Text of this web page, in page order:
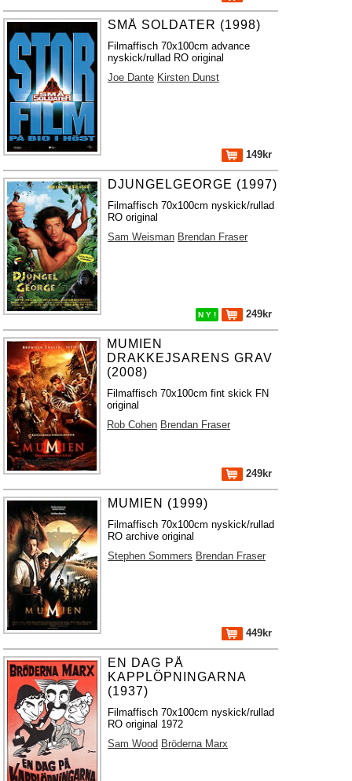
SMÅ SOLDATER (1998)
Filmaffisch 70x100cm advance
nyskick/rullad RO original
Joe Dante Kirsten Dunst
149kr
DJUNGELGEORGE (1997)
Filmaffisch 70x100cm nyskick/rullad
RO original
Sam Weisman Brendan Fraser
N Y ! 249kr
MUMIEN
DRAKKEJSARENS GRAV
(2008)
Filmaffisch 70x100cm fint skick FN
original
Rob Cohen Brendan Fraser
249kr
MUMIEN (1999)
Filmaffisch 70x100cm nyskick/rullad
RO archive original
Stephen Sommers Brendan Fraser
449kr
EN DAG PÅ
KAPPLÖPNINGARNA
(1937)
Filmaffisch 70x100cm nyskick/rullad
RO original 1972
Sam Wood Bröderna Marx